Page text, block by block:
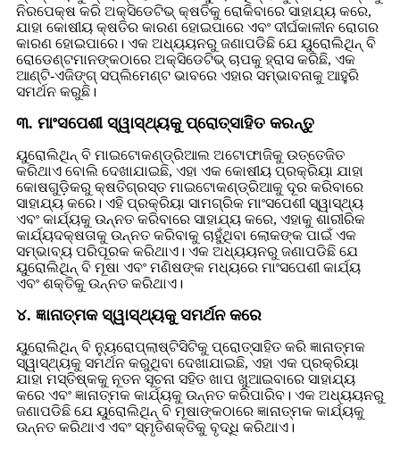
ନିରପେକ୍ଷ କରି ଅକ୍ସିଡେଟିଭ୍ କ୍ଷତିକୁ ରୋକିବାରେ ସାହାଯ୍ୟ କରେ,
ଯାହା କୋଷୀୟ କ୍ଷତିର କାରଣ ହୋଇପାରେ ଏବଂ ଦୀର୍ଘକାଳୀନ ରୋଗର
କାରଣ ହୋଇପାରେ। ଏକ ଅଧ୍ୟୟନରୁ ଜଣାପଡିଛି ଯେ ୟୁରୋଲିଥିନ୍ ବି
ରୋଡେଣ୍ଟମାନଙ୍କଠାରେ ଅକ୍ସିଡେଟିଭ୍ ଚାପକୁ ହ୍ରାସ କରିଛି, ଏକ
ଆଣ୍ଟି-ଏଜିଙ୍ଗ୍ ସପ୍ଲିମେଣ୍ଟ ଭାବରେ ଏହାର ସମ୍ଭାବନାକୁ ଆହୁରି
ସମର୍ଥନ କରୁଛି।
୩. ମାଂସପେଶୀ ସ୍ୱାସ୍ଥ୍ୟକୁ ପ୍ରୋତ୍ସାହିତ କରନ୍ତୁ
ୟୁରୋଲିଥିନ୍ ବି ମାଇଟୋକଣ୍ଡ୍ରିଆଲ ଅଟୋଫାଜିକୁ ଉତ୍ତେଜିତ
କରିଥାଏ ବୋଲି ଦେଖାଯାଇଛି, ଏହା ଏକ କୋଷୀୟ ପ୍ରକ୍ରିୟା ଯାହା
କୋଷଗୁଡ଼ିକରୁ କ୍ଷତିଗ୍ରସ୍ତ ମାଇଟୋକଣ୍ଡ୍ରିଆକୁ ଦୂର କରିବାରେ
ସାହାଯ୍ୟ କରେ। ଏହି ପ୍ରକ୍ରିୟା ସାମଗ୍ରିକ ମାଂସପେଶୀ ସ୍ୱାସ୍ଥ୍ୟ
ଏବଂ କାର୍ଯ୍ୟକୁ ଉନ୍ନତ କରିବାରେ ସାହାଯ୍ୟ କରେ, ଏହାକୁ ଶାରୀରିକ
କାର୍ଯ୍ୟଦକ୍ଷତାକୁ ଉନ୍ନତ କରିବାକୁ ଚାହୁଁଥିବା ଲୋକଙ୍କ ପାଇଁ ଏକ
ସମ୍ଭାବ୍ୟ ପରିପୂରକ କରିଥାଏ। ଏକ ଅଧ୍ୟୟନରୁ ଜଣାପଡିଛି ଯେ
ୟୁରୋଲିଥିନ୍ ବି ମୂଷା ଏବଂ ମଣିଷଙ୍କ ମଧ୍ୟରେ ମାଂସପେଶୀ କାର୍ଯ୍ୟ
ଏବଂ ଶକ୍ତିକୁ ଉନ୍ନତ କରିଥାଏ।
୪. ଜ୍ଞାନାତ୍ମକ ସ୍ୱାସ୍ଥ୍ୟକୁ ସମର୍ଥନ କରେ
ୟୁରୋଲିଥିନ୍ ବି ନ୍ୟୁରୋପ୍ଲାଷ୍ଟିସିଟିକୁ ପ୍ରୋତ୍ସାହିତ କରି ଜ୍ଞାନାତ୍ମକ
ସ୍ୱାସ୍ଥ୍ୟକୁ ସମର୍ଥନ କରୁଥିବା ଦେଖାଯାଇଛି, ଏହା ଏକ ପ୍ରକ୍ରିୟା
ଯାହା ମସ୍ତିଷ୍କକୁ ନୂତନ ସୂଚନା ସହିତ ଖାପ ଖୁଆଇବାରେ ସାହାଯ୍ୟ
କରେ ଏବଂ ଜ୍ଞାନାତ୍ମକ କାର୍ଯ୍ୟକୁ ଉନ୍ନତ କରିପାରିବ। ଏକ ଅଧ୍ୟୟନରୁ
ଜଣାପଡିଛି ଯେ ୟୁରୋଲିଥିନ୍ ବି ମୂଷାଙ୍କଠାରେ ଜ୍ଞାନାତ୍ମକ କାର୍ଯ୍ୟକୁ
ଉନ୍ନତ କରିଥାଏ ଏବଂ ସ୍ମୃତିଶକ୍ତିକୁ ବୃଦ୍ଧି କରିଥାଏ।